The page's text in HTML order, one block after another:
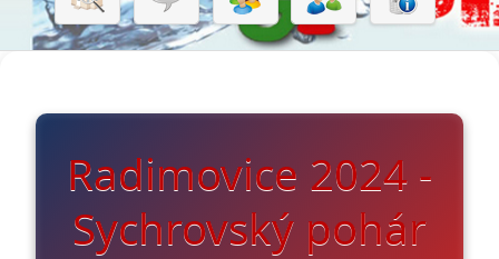
Radimovice 2024 -
Sychrovský pohár